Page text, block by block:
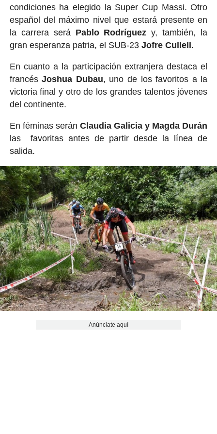
condiciones ha elegido la Super Cup Massi. Otro
español del máximo nivel que estará presente en
la carrera será Pablo Rodríguez y, también, la
gran esperanza patria, el SUB-23 Jofre Cullell.
En cuanto a la participación extranjera destaca el
francésJoshua Dubau, uno de los favoritos a la
victoria final y otro de los grandes talentos jóvenes
del continente.
En féminas serán Claudia Galicia y Magda Durán
las favoritas antes de partir desde la línea de
salida.
Anúnciate aquí